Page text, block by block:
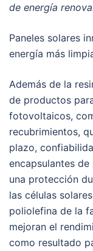
de energía
Paneles solares
energía más
Además de la
de productos
fotovoltaicos,
recubrimientos,
plazo,
encapsulantes
una protección
las células
poliolefina de la
mejoran el
como resultado